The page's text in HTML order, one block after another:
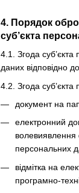
4. Порядок
суб’єкта
4.1. Згода
даних відповідно
4.2. Згода
документ на
електронний
волевиявлення
персональних
відмітка на
програмно-